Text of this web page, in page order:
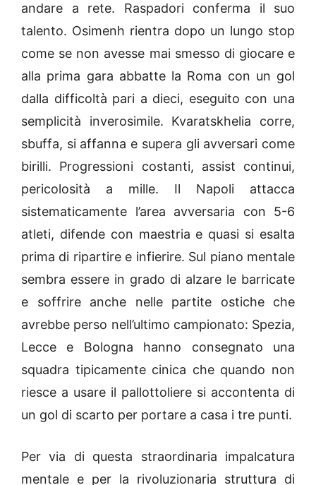
andare a rete. Raspadori conferma il suo
talento. Osimenh rientra dopo un lungo stop
come se non avesse mai smesso di giocare e
alla prima gara abbatte la Roma con un gol
dalla difficoltà pari a dieci, eseguito con una
semplicità inverosimile. Kvaratskhelia corre,
sbuffa, si affanna e supera gli avversari come
birilli. Progressioni costanti, assist continui,
pericolosità a mille. Il Napoli attacca
sistematicamente l’area avversaria con 5-6
atleti, difende con maestria e quasi si esalta
prima di ripartire e infierire. Sul piano mentale
sembra essere in grado di alzare le barricate
e soffrire anche nelle partite ostiche che
avrebbe perso nell’ultimo campionato: Spezia,
Lecce e Bologna hanno consegnato una
squadra tipicamente cinica che quando non
riesce a usare il pallottoliere si accontenta di
un gol di scarto per portare a casa i tre punti.
Per via di questa straordinaria impalcatura
mentale e per la rivoluzionaria struttura di